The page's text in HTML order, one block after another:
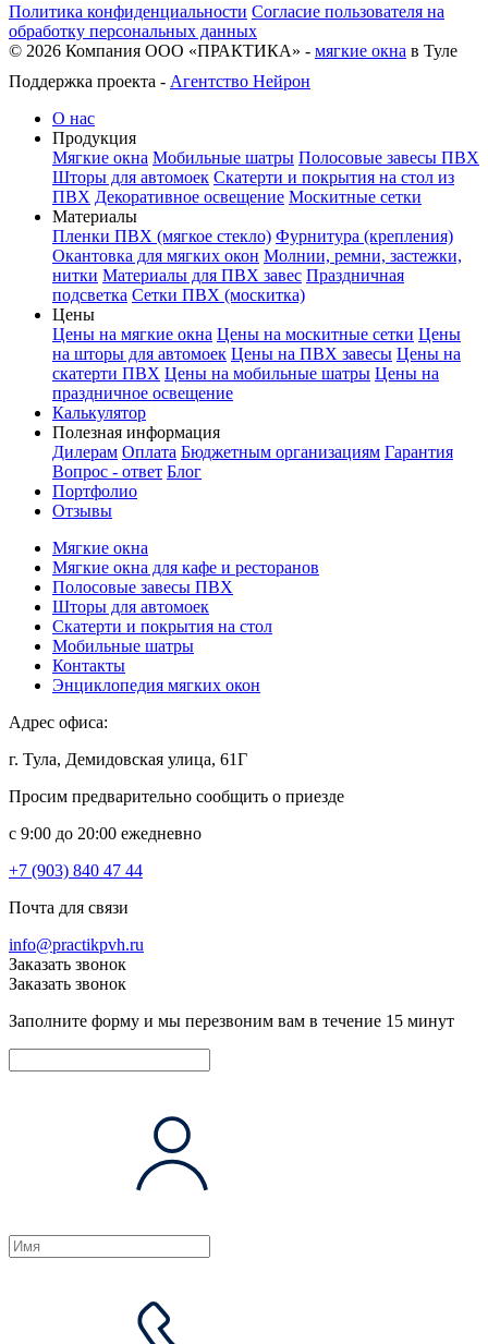
Политика конфиденциальности Согласие пользователя на
обработку персональных данных
© 2026 Компания ООО «ПРАКТИКА» - мягкие окна в Туле
Поддержка проекта - Агентство Нейрон
О нас
Продукция
Мягкие окна Мобильные шатры Полосовые завесы ПВХ
Шторы для автомоек Скатерти и покрытия на стол из
ПВХ Декоративное освещение Москитные сетки
Материалы
Пленки ПВХ (мягкое стекло) Фурнитура (крепления)
Окантовка для мягких окон Молнии, ремни, застежки,
нитки Материалы для ПВХ завес Праздничная
подсветка Сетки ПВХ (москитка)
Цены
Цены на мягкие окна Цены на москитные сетки Цены
на шторы для автомоек Цены на ПВХ завесы Цены на
скатерти ПВХ Цены на мобильные шатры Цены на
праздничное освещение
Калькулятор
Полезная информация
Дилерам Оплата Бюджетным организациям Гарантия
Вопрос - ответ Блог
Портфолио
Отзывы
Мягкие окна
Мягкие окна для кафе и ресторанов
Полосовые завесы ПВХ
Шторы для автомоек
Скатерти и покрытия на стол
Мобильные шатры
Контакты
Энциклопедия мягких окон
Адрес офиса:
г. Тула, Демидовская улица, 61Г
Просим предварительно сообщить о приезде
c 9:00 до 20:00 ежедневно
+7 (903) 840 47 44
Почта для связи
info@practikpvh.ru
Заказать звонок
Заказать звонок
Заполните форму и мы перезвоним вам в течение 15 минут